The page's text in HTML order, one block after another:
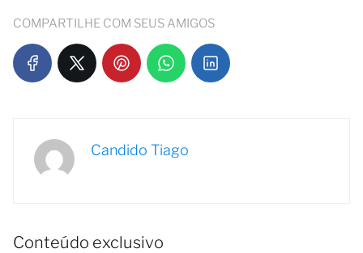
COMPARTILHE COM SEUS AMIGOS
Candido Tiago
Conteúdo exclusivo